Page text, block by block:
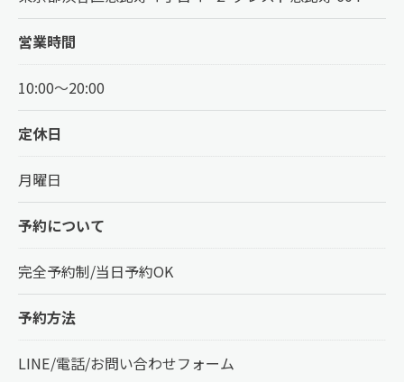
営業時間
10:00～20:00
定休日
月曜日
予約について
完全予約制/当日予約OK
予約方法
LINE/電話/お問い合わせフォーム